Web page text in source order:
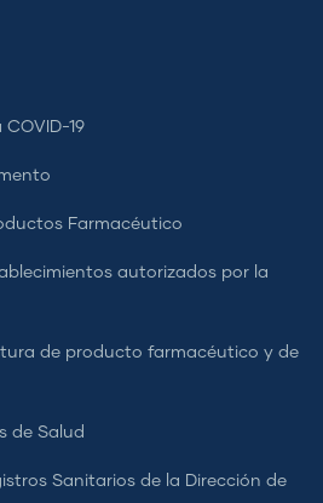
19
Farmacéutico
autorizados por la
de producto farmacéutico y de
de Salud
Sanitarios de la Dirección de